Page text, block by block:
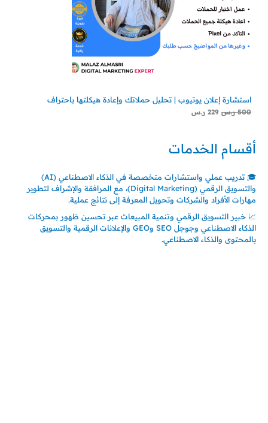
استشارة إعلان يوتيوب | تحليل حملاتك وإعادة هيكلتها باحتراف
500 ر.س 229 ر.س
أقسام الخدمات
🎓 تدريب عملي واستشارات متخصصة في الذكاء الاصطناعي (AI)
والتسويق الرقمي (Digital Marketing)، مع المرافقة والإشراف لتطوير
مهارات الأفراد والشركات وتحويل المعرفة إلى نتائج عملية.
📈 خبير التسويق الرقمي وتنمية المبيعات عبر تحسين ظهور بمحركات
الذكاء الاصطناعي وجوجل SEO وGEO والإعلانات الرقمية والتسويق
بالمحتوى والذكاء الاصطناعي.